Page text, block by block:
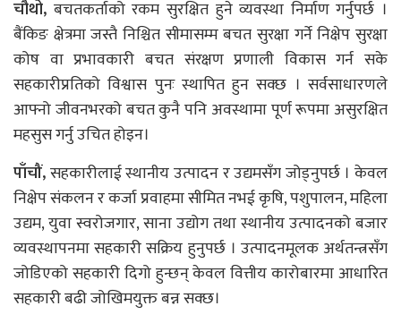
चौथो, बचतकर्ताको रकम सुरक्षित हुने व्यवस्था निर्माण गर्नुपर्छ ।
बैंकिङ क्षेत्रमा जस्तै निश्चित सीमासम्म बचत सुरक्षा गर्ने निक्षेप सुरक्षा
कोष वा प्रभावकारी बचत संरक्षण प्रणाली विकास गर्न सके
सहकारीप्रतिको विश्वास पुनः स्थापित हुन सक्छ । सर्वसाधारणले
आफ्नो जीवनभरको बचत कुनै पनि अवस्थामा पूर्ण रूपमा असुरक्षित
महसुस गर्नु उचित होइन।
पाँचौं,सहकारीलाई स्थानीय उत्पादन र उद्यमसँग जोड्नुपर्छ । केवल
निक्षेप संकलन र कर्जा प्रवाहमा सीमित नभई कृषि, पशुपालन, महिला
उद्यम, युवा स्वरोजगार, साना उद्योग तथा स्थानीय उत्पादनको बजार
व्यवस्थापनमा सहकारी सक्रिय हुनुपर्छ । उत्पादनमूलक अर्थतन्त्रसँग
जोडिएको सहकारी दिगो हुन्छन् केवल वित्तीय कारोबारमा आधारित
सहकारी बढी जोखिमयुक्त बन्न सक्छ।